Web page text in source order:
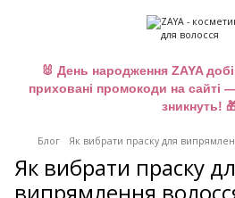
🐰 День народження ZAYA
приховані промокоди на сайті
зникнуть!
Блог Як вибрати праску для
Як вибрати праску